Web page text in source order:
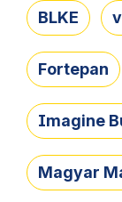
BLKE
Fortepan
Imagine
Magyar